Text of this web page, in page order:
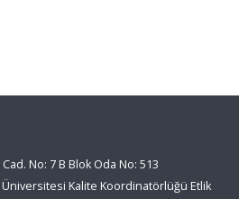
No: 7 B Blok Oda No: 513
Üniversitesi Kalite Koordinatörlüğü Etlik